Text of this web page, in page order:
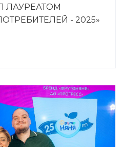
ЛАУРЕАТОМ
- 2025»